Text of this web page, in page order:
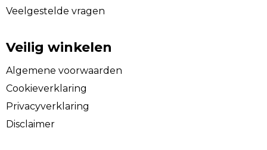
Veelgestelde vragen
Veilig winkelen
Algemene voorwaarden
Cookieverklaring
Privacyverklaring
Disclaimer